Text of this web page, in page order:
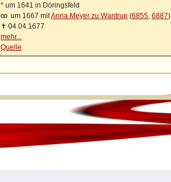
* um 1641 in Döringsfeld
oo um 1667 mitAnna Meyer zu Wantrup (6855,6887)
✝ 04.04.1677
mehr...
Quelle